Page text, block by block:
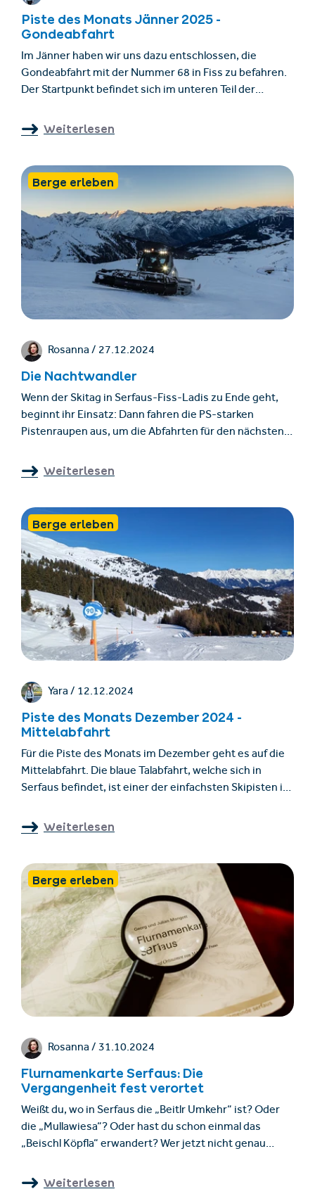
Piste des Monats Jänner 2025 -
Gondeabfahrt
Im Jänner haben wir uns dazu entschlossen, die
Gondeabfahrt mit der Nummer 68 in Fiss zu befahren.
Der Startpunkt befindet sich im unteren Teil der
hinunterführt. Diese Abfahrt ist sowohl von Fiss aus
Bahnen bieten eine unglaubliche Weitsicht auf die
umliegenden Berge sowie auf das Skigebiet von
Serfaus und Fiss.
Weiterlesen
Berge erleben
Rosanna / 27.12.2024
Die Nachtwandler
Wenn der Skitag in Serfaus-Fiss-Ladis zu Ende geht,
beginnt ihr Einsatz: Dann fahren die PS-starken
Pistenraupen aus, um die Abfahrten für den nächsten
steuert, wie viel Aufwand hinter einer glatten Piste
Weiterlesen
Berge erleben
Yara / 12.12.2024
Piste des Monats Dezember 2024 -
Mittelabfahrt
Für die Piste des Monats im Dezember geht es auf die
Mittelabfahrt. Die blaue Talabfahrt, welche sich in
Serfaus befindet, ist einer der einfachsten Skipisten in
Dorf Serfaus.
Weiterlesen
Berge erleben
Rosanna / 31.10.2024
Flurnamenkarte Serfaus: Die
Vergangenheit fest verortet
Weißt du, wo in Serfaus die „Beitlr Umkehr“ ist? Oder
die „Mullawiesa“? Oder hast du schon einmal das
„Beischl Köpfla“ erwandert? Wer jetzt nicht genau
besten einen Blick in die Flurnamenkarte Serfaus: Die
Weiterlesen